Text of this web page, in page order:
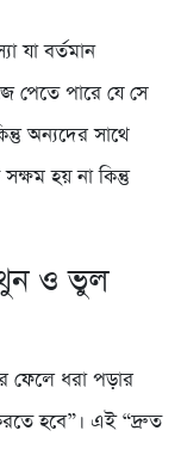
যা বর্তমান
পেতে পারে যে সে
অন্যদের সাথে
হয় না কিন্তু
ও ভুল
ফেলে ধরা পড়ার
হবে”। এই “দ্রুত